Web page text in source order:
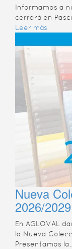
Informamos a
cerrará en
Leer más
Nueva
2026/2029
En AGLOVAL
la Nueva
Presentamos